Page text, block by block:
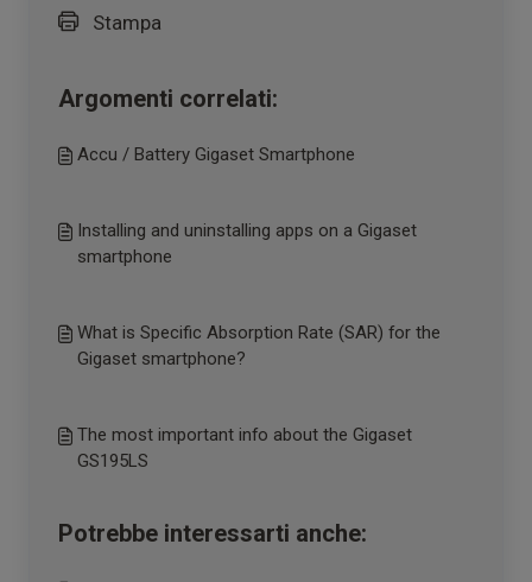
Stampa
Argomenti correlati:
Accu / Battery Gigaset Smartphone
Installing and uninstalling apps on a Gigaset
smartphone
What is Specific Absorption Rate (SAR) for the
Gigaset smartphone?
The most important info about the Gigaset
GS195LS
Potrebbe interessarti anche: